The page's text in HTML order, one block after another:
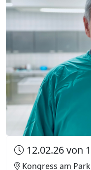
12.02.26 von
Kongress am